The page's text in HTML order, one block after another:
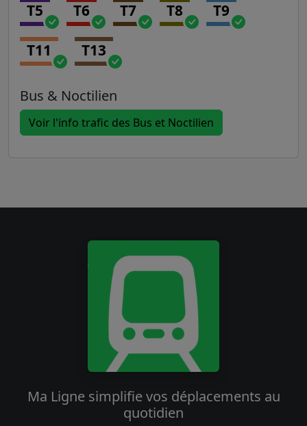
T5 T6 T7 T8 T9
T11 T13
Bus & Noctilien
Voir l'info trafic des Bus et Noctilien
Ma Ligne simplifie vos déplacements au
quotidien